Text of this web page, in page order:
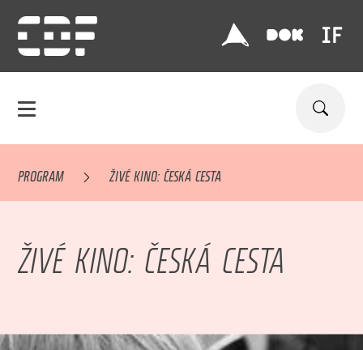
PROGRAM ŽIVÉ KINO: ČESKÁ CESTA
ŽIVÉ KINO: ČESKÁ CESTA